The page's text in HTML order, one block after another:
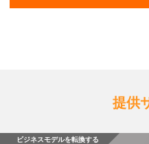
提供
ビジネスモデルを転換する